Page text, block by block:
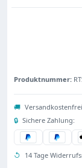
Produktnummer:
🚚
🔒 Sichere Zahlung:
↺ 14 Tage